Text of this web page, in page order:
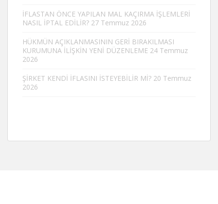
İFLASTAN ÖNCE YAPILAN MAL KAÇIRMA İŞLEMLERİ
NASIL İPTAL EDİLİR? 27 Temmuz 2026
HÜKMÜN AÇIKLANMASININ GERİ BIRAKILMASI
KURUMUNA İLİŞKİN YENİ DÜZENLEME 24 Temmuz
2026
ŞİRKET KENDİ İFLASINI İSTEYEBİLİR Mİ? 20 Temmuz
2026